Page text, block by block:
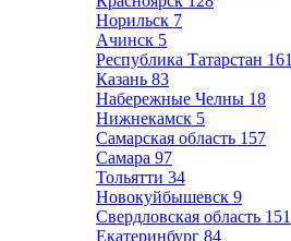
Норильск 7
Ачинск 5
Республика Татарстан 161
Казань 83
Набережные Челны 18
Нижнекамск 5
Самарская область 157
Самара 97
Тольятти 34
Новокуйбышевск 9
Свердловская область 151
Екатеринбург 84